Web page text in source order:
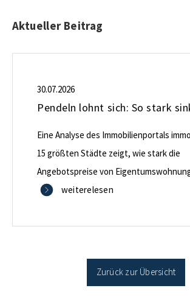
Aktueller Beitrag
30.07.2026
Eine Analyse des Immobilienportals
15 größten Städte zeigt, wie stark die
Angebotspreise von
zunehmender Entfernung sinken:
weiterelesen
Zurück zur Übersicht